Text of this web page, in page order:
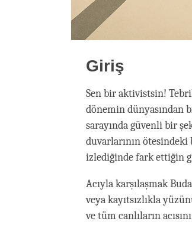
Giriş
Sen bir aktivistsin!
dönemin dünyasından
sarayında güvenli bir
duvarlarının ötesindeki
izlediğinde fark ettiğin
Acıyla karşılaşmak
veya kayıtsızlıkla
ve tüm canlıların